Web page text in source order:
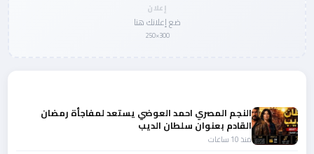
إعلان
ضع إعلانك هنا
300×250
النجم المصري احمد العوضي يستعد لمفاجأة رمضان
القادم بعنوان سلطان الديب
منذ 10 ساعات